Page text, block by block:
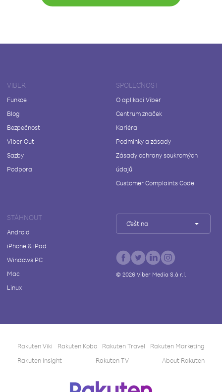
VIBER
Funkce
Blog
Bezpečnost
Viber Out
Sazby
Podpora
SPOLEČNOST
O aplikaci Viber
Centrum značek
Kariéra
Podmínky a zásady
Zásady ochrany soukromých
údajů
Customer Complaints Code
STÁHNOUT
Android
iPhone & iPad
Windows PC
Mac
Linux
Čeština
© 2026Viber Media S.à r.l.
Rakuten Viki Rakuten Kobo Rakuten Travel
Rakuten Marketing
Rakuten Insight
Rakuten TV About Rakuten